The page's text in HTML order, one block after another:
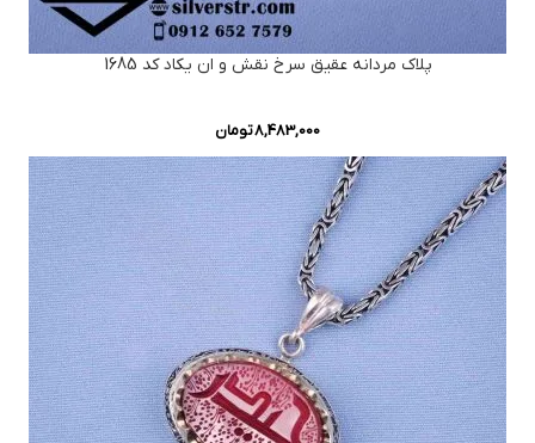
پلاک مردانه عقیق سرخ نقش و ان یکاد کد 1685
8,483,000تومان